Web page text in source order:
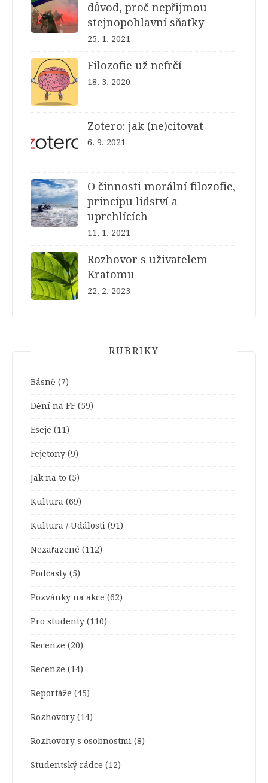
důvod, proč nepřijmou
stejnopohlavní sňatky
25. 1. 2021
Filozofie už nefrčí
18. 3. 2020
Zotero: jak (ne)citovat
6. 9. 2021
O činnosti morální filozofie,
principu lidství a
uprchlících
11. 1. 2021
Rozhovor s uživatelem
Kratomu
22. 2. 2023
RUBRIKY
Básně (7)
Dění na FF (59)
Eseje (11)
Fejetony (9)
Jak na to (5)
Kultura (69)
Kultura / Události (91)
Nezařazené (112)
Podcasty (5)
Pozvánky na akce (62)
Pro studenty (110)
Recenze (20)
Recenze (14)
Reportáže (45)
Rozhovory (14)
Rozhovory s osobnostmi (8)
Studentský rádce (12)